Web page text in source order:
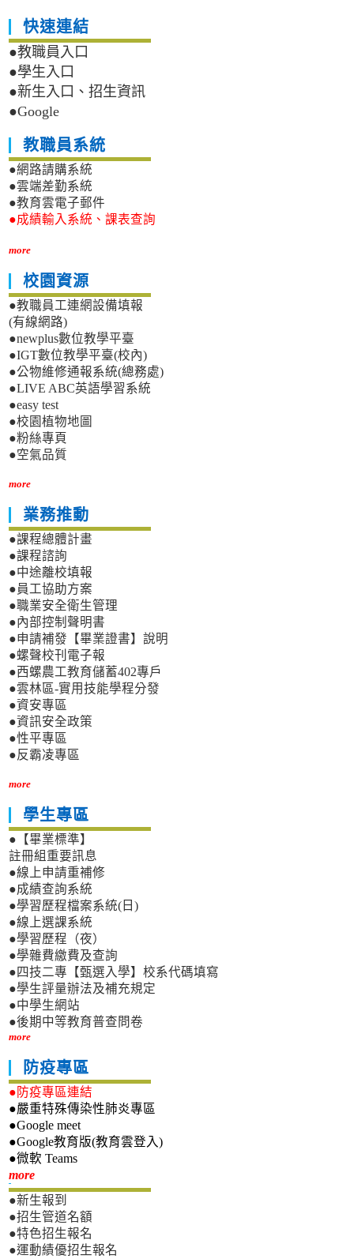
快速連結
●教職員入口
●學生入口
●新生入口、招生資訊
●Google
教職員系統
●網路請購系統
●雲端差勤系統
●教育雲電子郵件
●成績輸入系統、課表查詢
more
校園資源
●教職員工連網設備填報
(有線網路)
●newplus數位教學平臺
●IGT數位教學平臺(校內)
●公物維修通報系統(總務處)
●LIVE ABC英語學習系統
●easy test
●校園植物地圖
●粉絲專頁
●空氣品質
more
業務推動
●課程總體計畫
●課程諮詢
●中途離校填報
●員工協助方案
●職業安全衛生管理
●內部控制聲明書
●申請補發【畢業證書】說明
●螺聲校刊電子報
●西螺農工教育儲蓄402專戶
●雲林區-實用技能學程分發
●資安專區
●資訊安全政策
●性平專區
●反霸凌專區
more
學生專區
●【畢業標準】
註冊組重要訊息
●線上申請重補修
●成績查詢系統
●學習歷程檔案系統(日)
●線上選課系統
●學習歷程（夜）
●學雜費繳費及查詢
●四技二專【甄選入學】校系代碼填寫
●學生評量辦法及補充規定
●中學生網站
●後期中等教育普查問卷
more
防疫專區
●防疫專區連結
●嚴重特殊傳染性肺炎專區
●Google meet
●Google教育版(教育雲登入)
●微軟 Teams
more新生專區
●新生報到
●招生管道名額
●特色招生報名
●運動績優招生報名